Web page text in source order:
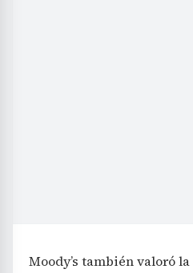
Moody’s también valoró